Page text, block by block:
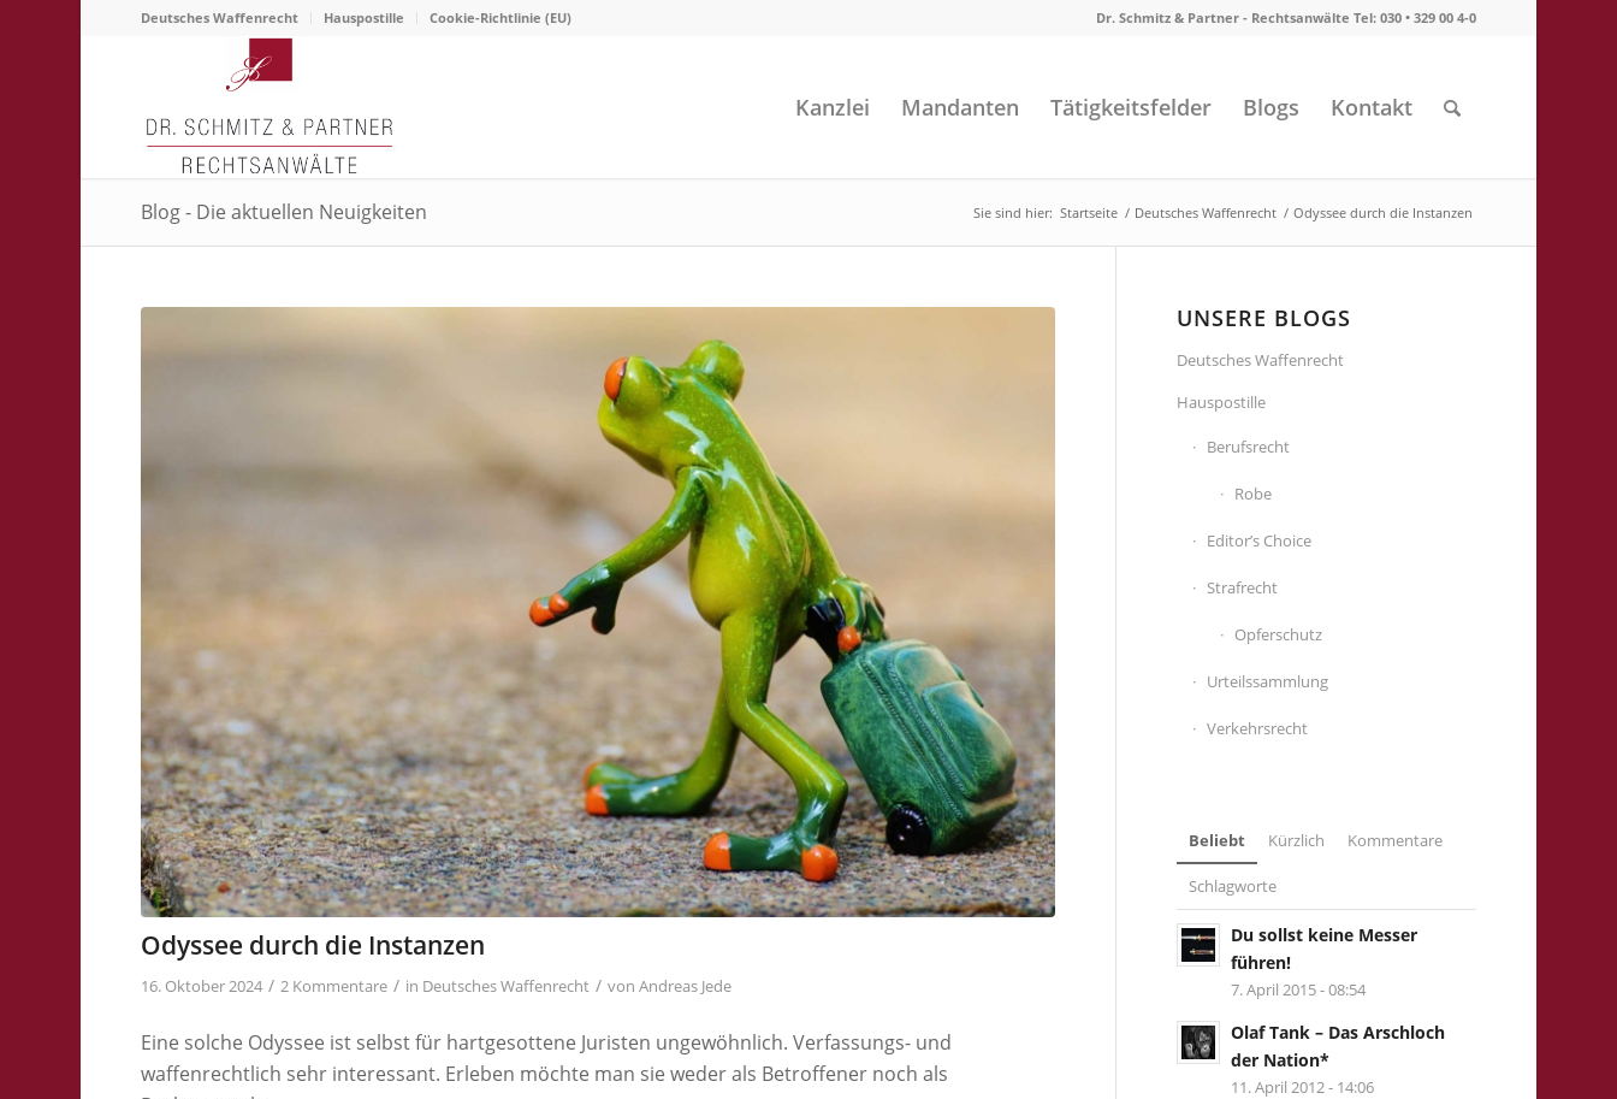
Deutsches Waffenrecht Hauspostille Cookie-Richtlinie (EU) Dr. Schmitz & Partner - Rechtsanwälte Tel: 030 • 329 00 4-0
Kanzlei Mandanten Tätigkeitsfelder Blogs Kontakt
Blog - Die aktuellen Neuigkeiten Sie sind hier: Startseite / Deutsches Waffenrecht / Odyssee durch die Instanzen
Odyssee durch die Instanzen
16. Oktober 2024 / 2 Kommentare / in Deutsches Waffenrecht / vonAndreas Jede
Eine solche Odyssee ist selbst für hartgesottene Juristen ungewöhnlich. Verfassungs- und
waffenrechtlich sehr interessant. Erleben möchte man sie weder als Betroffener noch als
UNSERE BLOGS
Deutsches Waffenrecht
Hauspostille
Berufsrecht
Robe
Editor’s Choice
Strafrecht
Opferschutz
Urteilssammlung
Verkehrsrecht
Beliebt Kürzlich Kommentare
Schlagworte
Du sollst keine Messer
führen!
7. April 2015 - 08:54
Olaf Tank – Das Arschloch
der Nation*
11. April 2012 - 14:06